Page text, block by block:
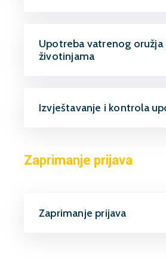
Upotreba vatrenog oružja
životinjama
Izvještavanje i kontrola
Zaprimanje prijava
Zaprimanje prijava